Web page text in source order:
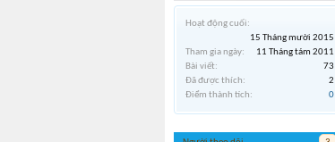
Hoạt động cuối:
15 Tháng mười 2015
Tham gia ngày:
11 Tháng tám 2011
Bài viết:
73
Đã được thích:
2
Điểm thành tích:
0